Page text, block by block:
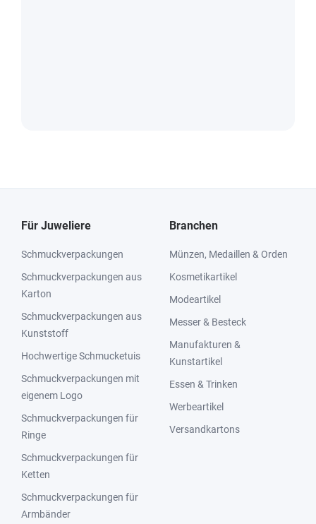
Für Juweliere
Schmuckverpackungen
Schmuckverpackungen aus
Karton
Schmuckverpackungen aus
Kunststoff
Hochwertige Schmucketuis
Schmuckverpackungen mit
eigenem Logo
Schmuckverpackungen für
Ringe
Schmuckverpackungen für
Ketten
Schmuckverpackungen für
Armbänder
Branchen
Münzen, Medaillen & Orden
Kosmetikartikel
Modeartikel
Messer & Besteck
Manufakturen &
Kunstartikel
Essen & Trinken
Werbeartikel
Versandkartons